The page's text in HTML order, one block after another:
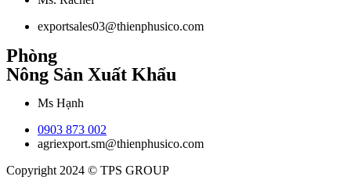
exportsales03@thienphusico.com
Phòng
Nông Sản Xuất Khẩu
Ms Hạnh
0903 873 002
agriexport.sm@thienphusico.com
Copyright 2024 © TPS GROUP